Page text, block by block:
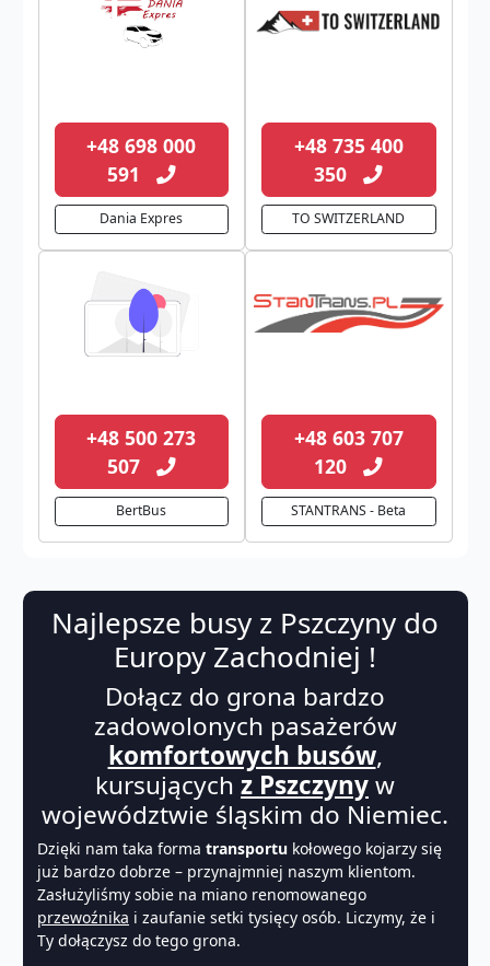
+48 698 000
591
Dania Expres
+48 735 400
350
TO SWITZERLAND
+48 500 273
507
BertBus
+48 603 707
120
STANTRANS - Beta
Najlepsze busy z Pszczyny do
Europy Zachodniej !
Dołącz do grona bardzo
zadowolonych pasażerów
komfortowych busów,
kursujących z Pszczynyw
województwie śląskim do Niemiec.
Dzięki nam taka forma transportu kołowego kojarzy się
już bardzo dobrze – przynajmniej naszym klientom.
Zasłużyliśmy sobie na miano renomowanego
przewoźnika i zaufanie setki tysięcy osób. Liczymy, że i
Ty dołączysz do tego grona.